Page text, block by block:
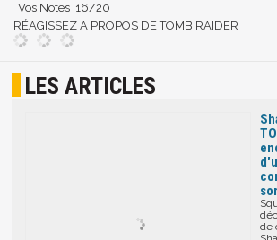
Vos Notes :16/20
RÉAGISSEZ A PROPOS DE TOMB RAIDER
LES ARTICLES
de